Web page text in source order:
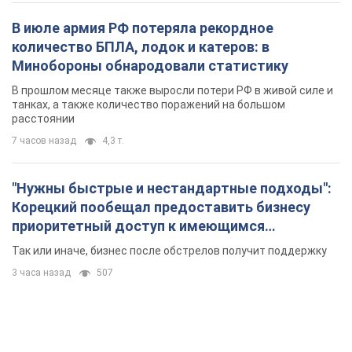
В июле армия РФ потеряла рекордное
количество БПЛА, лодок и катеров: в
Минобороны обнародовали статистику
В прошлом месяце также выросли потери РФ в живой силе и
танках, а также количество поражений на большом
расстоянии
7 часов назад 4,3 т.
"Нужны быстрые и нестандартные подходы":
Корецкий пообещал предоставить бизнесу
приоритетный доступ к имеющимся
складским помещениям
Так или иначе, бизнес после обстрелов получит поддержку
3 часа назад 507